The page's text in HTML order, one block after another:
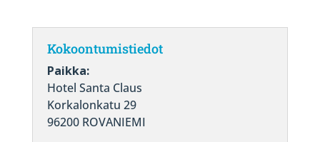
Kokoontumistiedot
Paikka:
Hotel Santa Claus
Korkalonkatu 29
96200 ROVANIEMI